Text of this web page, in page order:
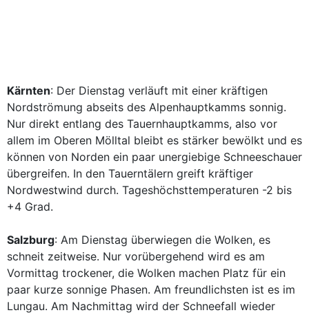
Kärnten: Der Dienstag verläuft mit einer kräftigen
Nordströmung abseits des Alpenhauptkamms sonnig.
Nur direkt entlang des Tauernhauptkamms, also vor
allem im Oberen Mölltal bleibt es stärker bewölkt und es
können von Norden ein paar unergiebige Schneeschauer
übergreifen. In den Tauerntälern greift kräftiger
Nordwestwind durch. Tageshöchsttemperaturen -2 bis
+4 Grad.
Salzburg: Am Dienstag überwiegen die Wolken, es
schneit zeitweise. Nur vorübergehend wird es am
Vormittag trockener, die Wolken machen Platz für ein
paar kurze sonnige Phasen. Am freundlichsten ist es im
Lungau. Am Nachmittag wird der Schneefall wieder